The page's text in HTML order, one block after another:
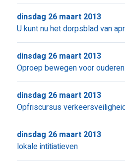
U kunt nu het dorpsblad van
dinsdag 26 maart 2013
Oproep bewegen voor ouderen
dinsdag 26 maart 2013
Opfriscursus
dinsdag 26 maart 2013
lokale intitiatieven
dinsdag 26 maart 2013